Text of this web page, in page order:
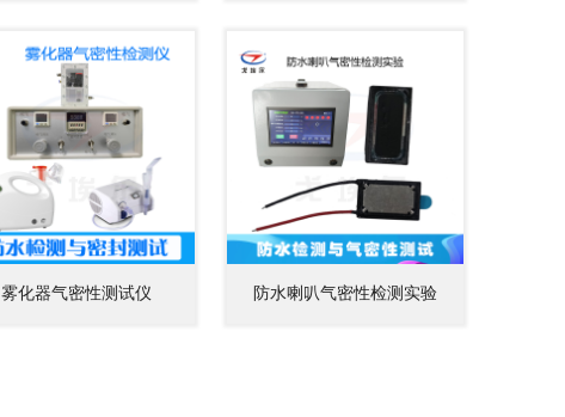
雾化器气密性测试仪 防水喇叭气密性检测实验